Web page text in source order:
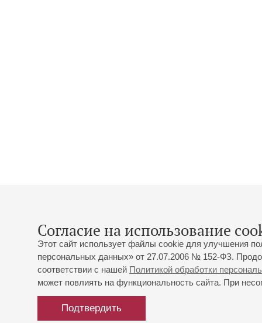
Согласие на использование
Этот сайт использует файлы cookie для улучшения
персональных данных» от 27.07.2006 № 152-ФЗ.
соответствии с нашей Политикой обработки
может повлиять на функциональность сайта. При
Подтвердить